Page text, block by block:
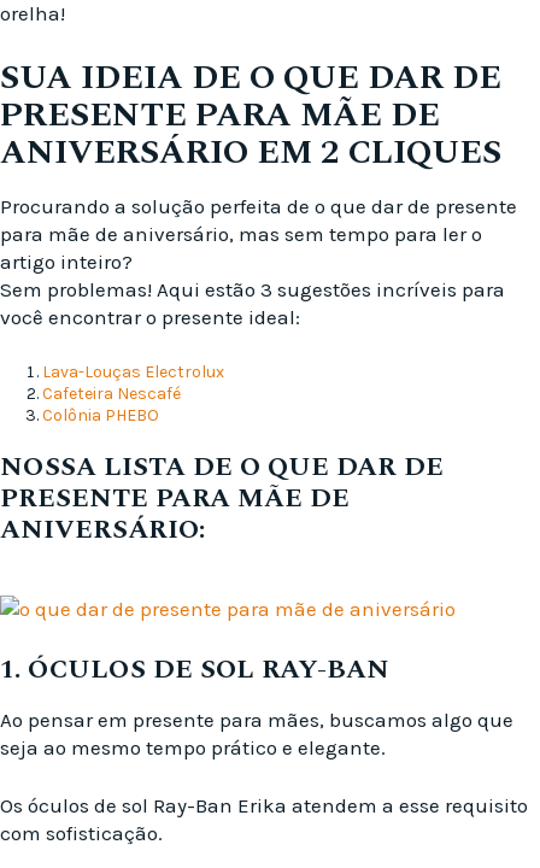
orelha!
SUA IDEIA DE O QUE DAR DE
PRESENTE PARA MÃE DE
ANIVERSÁRIO EM 2 CLIQUES
Procurando a solução perfeita de o que dar de presente
para mãe de aniversário, mas sem tempo para ler o
artigo inteiro?
Sem problemas! Aqui estão 3 sugestões incríveis para
você encontrar o presente ideal:
Lava-Louças Electrolux
Cafeteira Nescafé
Colônia PHEBO
NOSSA LISTA DE O QUE DAR DE
PRESENTE PARA MÃE DE
ANIVERSÁRIO:
1. ÓCULOS DE SOL RAY-BAN
Ao pensar em presente para mães, buscamos algo que
seja ao mesmo tempo prático e elegante.
Os óculos de sol Ray-Ban Erika atendem a esse requisito
com sofisticação.